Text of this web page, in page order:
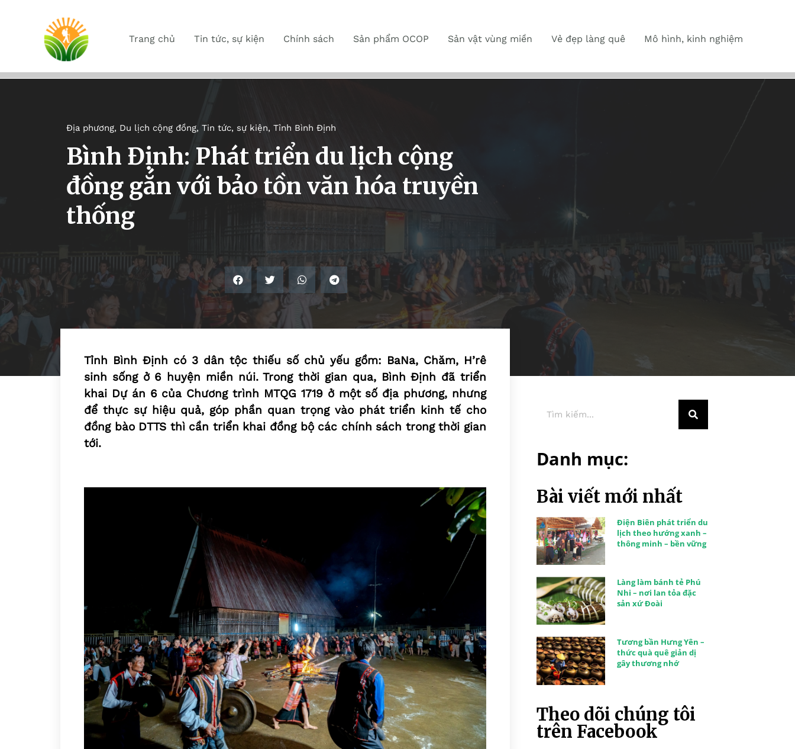
Trang chủ Tin tức, sự kiện Chính sách Sản phẩm OCOP Sản vật vùng miền Vẻ đẹp làng quê Mô hình, kinh nghiệm
Địa phương, Du lịch cộng đồng, Tin tức, sự kiện, Tỉnh Bình Định
Bình Định: Phát triển du lịch cộng
đồng gắn với bảo tồn văn hóa truyền
thống
Tỉnh Bình Định có 3 dân tộc thiếu số chủ yếu gồm: BaNa, Chăm, H’rê
sinh sống ở 6 huyện miền núi. Trong thời gian qua, Bình Định đã triển
khai Dự án 6 của Chương trình MTQG 1719 ở một số địa phương, nhưng
để thực sự hiệu quả, góp phần quan trọng vào phát triển kinh tế cho
đồng bào DTTS thì cần triển khai đồng bộ các chính sách trong thời gian
tới.
Danh mục:
Bài viết mới nhất
Điện Biên phát triển du
lịch theo hướng xanh –
thông minh – bền vững
Làng làm bánh tẻ Phú
Nhi – nơi lan tỏa đặc
sản xứ Đoài
Tương bần Hưng Yên –
thức quà quê giản dị
gây thương nhớ
Theo dõi chúng tôi
trên Facebook